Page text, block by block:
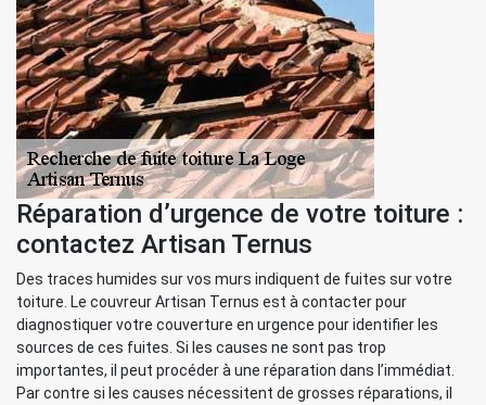
Réparation d’urgence de votre toiture :
contactez Artisan Ternus
Des traces humides sur vos murs indiquent de fuites sur votre
toiture. Le couvreur Artisan Ternus est à contacter pour
diagnostiquer votre couverture en urgence pour identifier les
sources de ces fuites. Si les causes ne sont pas trop
importantes, il peut procéder à une réparation dans l’immédiat.
Par contre si les causes nécessitent de grosses réparations, il